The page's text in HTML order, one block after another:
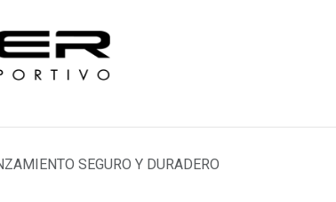
SEGURO Y DURADERO